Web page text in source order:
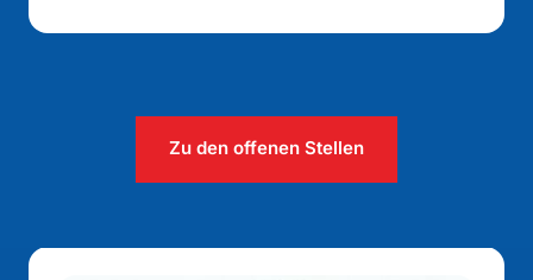
Zu den offenen Stellen